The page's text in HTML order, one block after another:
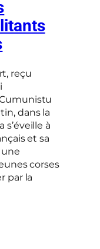
reçu
dans la
à
et sa
corses
par la